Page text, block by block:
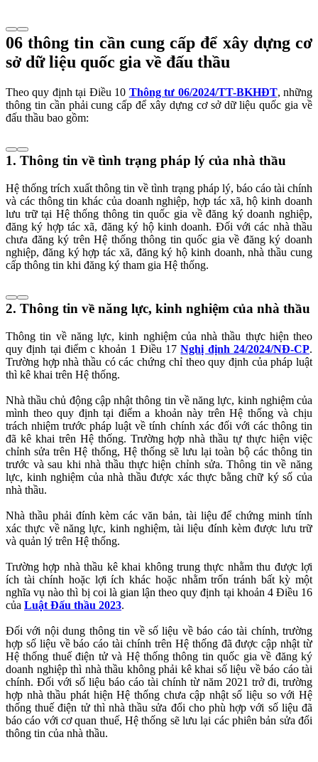
06 thông tin cần cung cấp để xây dựng cơ
sở dữ liệu quốc gia về đấu thầu
Theo quy định tại Điều 10 Thông tư 06/2024/TT-BKHĐT, những
thông tin cần phải cung cấp để xây dựng cơ sở dữ liệu quốc gia về
đấu thầu bao gồm:
1. Thông tin về tình trạng pháp lý của nhà thầu
Hệ thống trích xuất thông tin về tình trạng pháp lý, báo cáo tài chính
và các thông tin khác của doanh nghiệp, hợp tác xã, hộ kinh doanh
lưu trữ tại Hệ thống thông tin quốc gia về đăng ký doanh nghiệp,
đăng ký hợp tác xã, đăng ký hộ kinh doanh. Đối với các nhà thầu
chưa đăng ký trên Hệ thống thông tin quốc gia về đăng ký doanh
nghiệp, đăng ký hợp tác xã, đăng ký hộ kinh doanh, nhà thầu cung
cấp thông tin khi đăng ký tham gia Hệ thống.
2. Thông tin về năng lực, kinh nghiệm của nhà thầu
Thông tin về năng lực, kinh nghiệm của nhà thầu thực hiện theo
quy định tại điểm c khoản 1 Điều 17Nghị định 24/2024/NĐ-CP.
Trường hợp nhà thầu có các chứng chỉ theo quy định của pháp luật
thì kê khai trên Hệ thống.
Nhà thầu chủ động cập nhật thông tin về năng lực, kinh nghiệm của
mình theo quy định tại điểm a khoản này trên Hệ thống và chịu
trách nhiệm trước pháp luật về tính chính xác đối với các thông tin
đã kê khai trên Hệ thống. Trường hợp nhà thầu tự thực hiện việc
chỉnh sửa trên Hệ thống, Hệ thống sẽ lưu lại toàn bộ các thông tin
trước và sau khi nhà thầu thực hiện chỉnh sửa. Thông tin về năng
lực, kinh nghiệm của nhà thầu được xác thực bằng chữ ký số của
nhà thầu.
Nhà thầu phải đính kèm các văn bản, tài liệu để chứng minh tính
xác thực về năng lực, kinh nghiệm, tài liệu đính kèm được lưu trữ
và quản lý trên Hệ thống.
Trường hợp nhà thầu kê khai không trung thực nhằm thu được lợi
ích tài chính hoặc lợi ích khác hoặc nhằm trốn tránh bất kỳ một
nghĩa vụ nào thì bị coi là gian lận theo quy định tại khoản 4 Điều 16
của Luật Đấu thầu 2023.
Đối với nội dung thông tin về số liệu về báo cáo tài chính, trường
hợp số liệu về báo cáo tài chính trên Hệ thống đã được cập nhật từ
Hệ thống thuế điện tử và Hệ thống thông tin quốc gia về đăng ký
doanh nghiệp thì nhà thầu không phải kê khai số liệu về báo cáo tài
chính. Đối với số liệu báo cáo tài chính từ năm 2021 trở đi, trường
hợp nhà thầu phát hiện Hệ thống chưa cập nhật số liệu so với Hệ
thống thuế điện tử thì nhà thầu sửa đổi cho phù hợp với số liệu đã
báo cáo với cơ quan thuế, Hệ thống sẽ lưu lại các phiên bản sửa đổi
thông tin của nhà thầu.